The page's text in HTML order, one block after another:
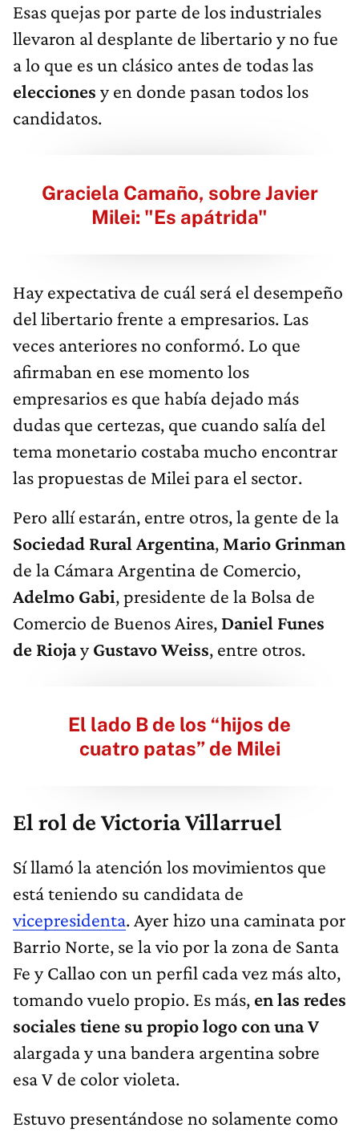
Esas quejas por parte de los industriales
llevaron al desplante de libertario y no fue
a lo que es un clásico antes de todas las
elecciones y en donde pasan todos los
candidatos.
Graciela Camaño, sobre Javier
Milei: "Es apátrida"
Hay expectativa de cuál será el desempeño
del libertario frente a empresarios. Las
veces anteriores no conformó. Lo que
afirmaban en ese momento los
empresarios es que había dejado más
dudas que certezas, que cuando salía del
tema monetario costaba mucho encontrar
las propuestas de Milei para el sector.
Pero allí estarán, entre otros, la gente de la
Sociedad Rural Argentina, Mario Grinman
de la Cámara Argentina de Comercio,
Adelmo Gabi, presidente de la Bolsa de
Comercio de Buenos Aires, Daniel Funes
de RiojayGustavo Weiss, entre otros.
El lado B de los “hijos de
cuatro patas” de Milei
El rol de Victoria Villarruel
Sí llamó la atención los movimientos que
está teniendo su candidata de
vicepresidenta. Ayer hizo una caminata por
Barrio Norte, se la vio por la zona de Santa
Fe y Callao con un perfil cada vez más alto,
tomando vuelo propio. Es más, en las redes
sociales tiene su propio logo con una V
alargada y una bandera argentina sobre
esa V de color violeta.
Estuvo presentándose no solamente como